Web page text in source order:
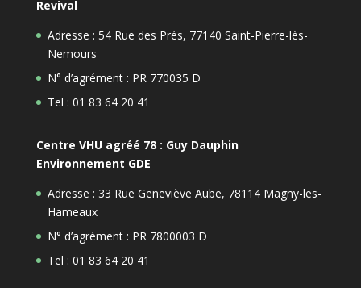
Revival
Adresse : 54 Rue des Prés, 77140 Saint-Pierre-lès-
Nemours
N° d’agrément : PR 770035 D
Tel : 01 83 64 20 41
Centre VHU agréé 78 : Guy Dauphin
Environnement GDE
Adresse : 33 Rue Geneviève Aube, 78114 Magny-les-
Hameaux
N° d’agrément : PR 7800003 D
Tel : 01 83 64 20 41